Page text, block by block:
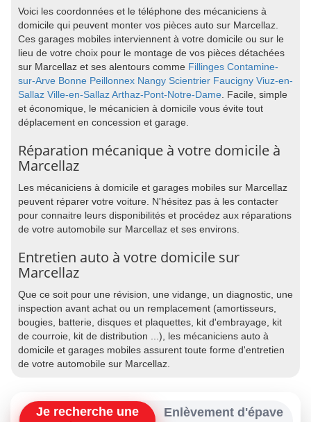
Voici les coordonnées et le téléphone des mécaniciens à
domicile qui peuvent monter vos pièces auto sur Marcellaz.
Ces garages mobiles interviennent à votre domicile ou sur le
lieu de votre choix pour le montage de vos pièces détachées
sur Marcellaz et ses alentours comme Fillinges Contamine-
sur-Arve Bonne Peillonnex Nangy Scientrier Faucigny Viuz-en-
Sallaz Ville-en-SallazArthaz-Pont-Notre-Dame. Facile, simple
et économique, le mécanicien à domicile vous évite tout
déplacement en concession et garage.
Réparation mécanique à votre domicile à
Marcellaz
Les mécaniciens à domicile et garages mobiles sur Marcellaz
peuvent réparer votre voiture. N'hésitez pas à les contacter
pour connaitre leurs disponibilités et procédez aux réparations
de votre automobile sur Marcellaz et ses environs.
Entretien auto à votre domicile sur
Marcellaz
Que ce soit pour une révision, une vidange, un diagnostic, une
inspection avant achat ou un remplacement (amortisseurs,
bougies, batterie, disques et plaquettes, kit d'embrayage, kit
de courroie, kit de distribution ...), les mécaniciens auto à
domicile et garages mobiles assurent toute forme d'entretien
de votre automobile sur Marcellaz.
Je recherche une
Enlèvement d'épave